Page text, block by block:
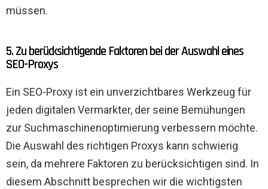
müssen.
5. Zu berücksichtigende Faktoren bei der Auswahl eines
SEO-Proxys
Ein SEO-Proxy ist ein unverzichtbares Werkzeug für
jeden digitalen Vermarkter, der seine Bemühungen
zur Suchmaschinenoptimierung verbessern möchte.
Die Auswahl des richtigen Proxys kann schwierig
sein, da mehrere Faktoren zu berücksichtigen sind. In
diesem Abschnitt besprechen wir die wichtigsten